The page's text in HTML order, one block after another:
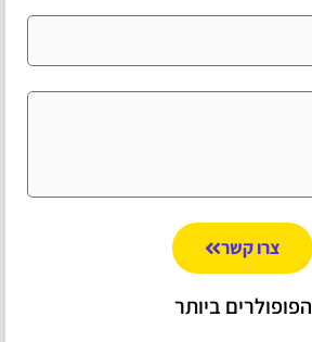
צרו קשר
הפופולרים ביותר